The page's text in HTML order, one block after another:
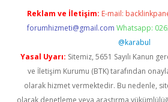
Reklam ve İletişim: E-mail:
forumhizmeti@gmail.com Whatsapp:
@karabul
Yasal Uyarı: Sitemiz, 5651 Sayılı Kanun
ve İletişim Kurumu (BTK) tarafından
olarak hizmet vermektedir. Bu nedenle,
olarak denetleme veya araştırma